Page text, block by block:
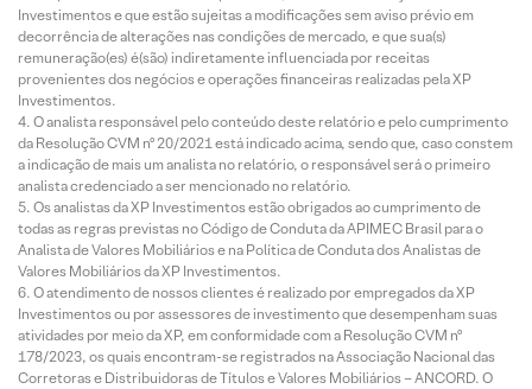
Investimentos e que estão sujeitas a modificações sem aviso prévio em
decorrência de alterações nas condições de mercado, e que sua(s)
remuneração(es) é(são) indiretamente influenciada por receitas
provenientes dos negócios e operações financeiras realizadas pela XP
Investimentos.
O analista responsável pelo conteúdo deste relatório e pelo cumprimento
da Resolução CVM nº 20/2021 está indicado acima, sendo que, caso constem
a indicação de mais um analista no relatório, o responsável será o primeiro
analista credenciado a ser mencionado no relatório.
Os analistas da XP Investimentos estão obrigados ao cumprimento de
todas as regras previstas no Código de Conduta da APIMEC Brasil para o
Analista de Valores Mobiliários e na Política de Conduta dos Analistas de
Valores Mobiliários da XP Investimentos.
O atendimento de nossos clientes é realizado por empregados da XP
Investimentos ou por assessores de investimento que desempenham suas
atividades por meio da XP, em conformidade com a Resolução CVM nº
178/2023, os quais encontram-se registrados na Associação Nacional das
Corretoras e Distribuidoras de Títulos e Valores Mobiliários – ANCORD. O